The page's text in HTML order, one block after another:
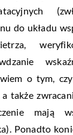
do układu
o tym,
a także
mają
Ponadto